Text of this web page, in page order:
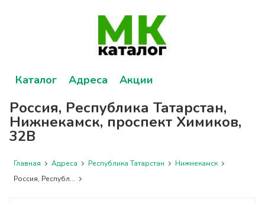
Каталог Адреса Акции
Россия, Республика Татарстан,
Нижнекамск, проспект Химиков,
32В
Главная Адреса Республика Татарстан
Нижнекамск
Россия, Республ...